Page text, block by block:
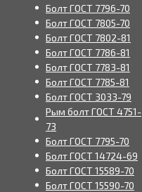
Болт ГОСТ 7796-70
Болт ГОСТ 7805-70
Болт ГОСТ 7802-81
Болт ГОСТ 7786-81
Болт ГОСТ 7783-81
Болт ГОСТ 7785-81
Болт ГОСТ 3033-79
Рым болт ГОСТ 4751-
73
Болт ГОСТ 7795-70
Болт ГОСТ 14724-69
Болт ГОСТ 15589-70
Болт ГОСТ 15590-70